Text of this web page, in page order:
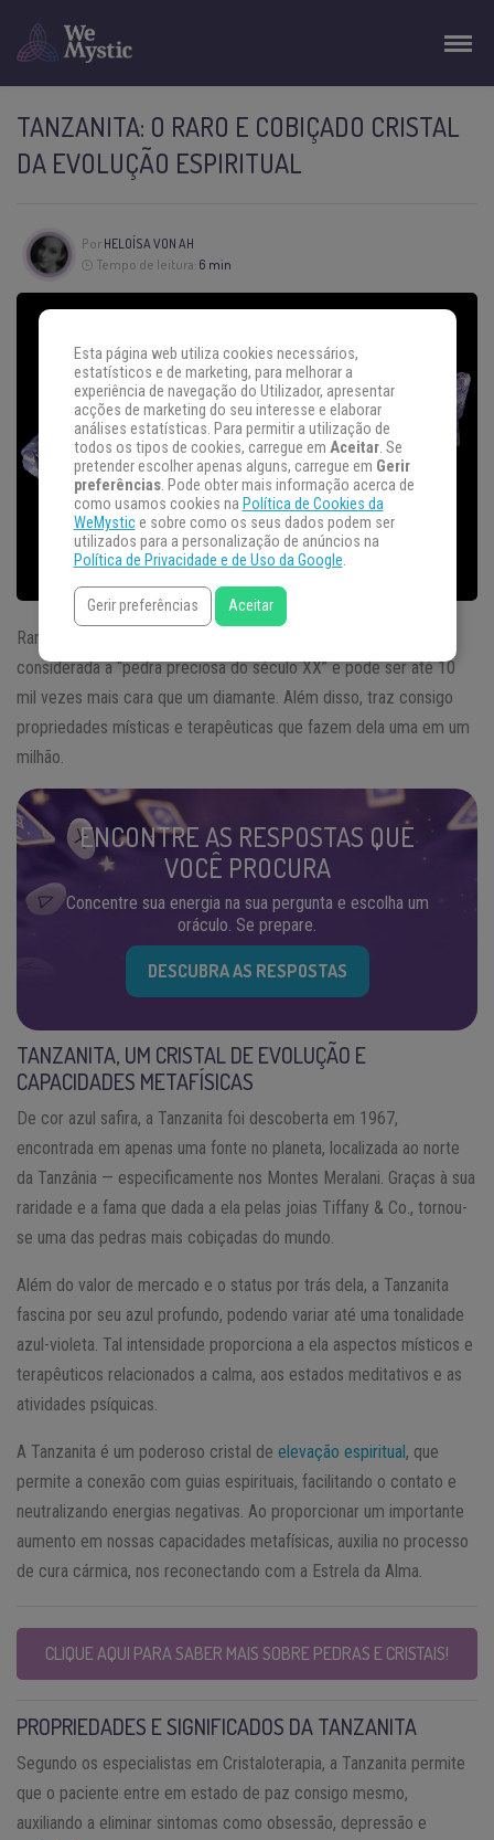
TANZANITA: O RARO E COBIÇADO CRISTAL
DA EVOLUÇÃO ESPIRITUAL
Por HELOÍSA VON AH
Tempo de leitura: 6 min
Rara, valiosa e de uma beleza estonteante, a
considerada a “pedra preciosa do século XX” e pode ser até 10
mil vezes mais cara que um diamante. Além disso, traz consigo
propriedades místicas e terapêuticas que fazem dela uma em um
milhão.
ENCONTRE AS RESPOSTAS QUE
VOCÊ PROCURA
Concentre sua energia na sua pergunta e escolha um
oráculo. Se prepare.
DESCUBRA AS RESPOSTAS
TANZANITA, UM CRISTAL DE EVOLUÇÃO E
CAPACIDADES METAFÍSICAS
De cor azul safira, a Tanzanita foi descoberta em 1967,
encontrada em apenas uma fonte no planeta, localizada ao norte
da Tanzânia — especificamente nos Montes Meralani. Graças à sua
raridade e a fama que dada a ela pelas joias Tiffany & Co., tornou-
se uma das pedras mais cobiçadas do mundo.
Além do valor de mercado e o status por trás dela, a Tanzanita
fascina por seu azul profundo, podendo variar até uma tonalidade
azul-violeta. Tal intensidade proporciona a ela aspectos místicos e
terapêuticos relacionados a calma, aos estados meditativos e as
atividades psíquicas.
A Tanzanita é um poderoso cristal de elevação espiritual, que
permite a conexão com guias espirituais, facilitando o contato e
neutralizando energias negativas. Ao proporcionar um importante
aumento em nossas capacidades metafísicas, auxilia no processo
de cura cármica, nos reconectando com a Estrela da Alma.
CLIQUE AQUI PARA SABER MAIS SOBRE PEDRAS E CRISTAIS!
PROPRIEDADES E SIGNIFICADOS DA TANZANITA
Segundo os especialistas em Cristaloterapia, a Tanzanita permite
que o paciente entre em estado de paz consigo mesmo,
auxiliando a eliminar sintomas como obsessão, depressão e
Esta página web utiliza cookies necessários,
estatísticos e de marketing, para melhorar a
experiência de navegação do Utilizador, apresentar
acções de marketing do seu interesse e elaborar
análises estatísticas. Para permitir a utilização de
todos os tipos de cookies, carregue em Aceitar. Se
pretender escolher apenas alguns, carregue em Gerir
preferências. Pode obter mais informação acerca de
como usamos cookies na Política de Cookies da
WeMystice sobre como os seus dados podem ser
utilizados para a personalização de anúncios na
Política de Privacidade e de Uso da Google.
Gerir preferências Aceitar